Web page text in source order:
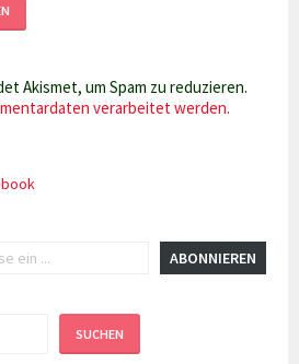
Akismet, um Spam zu reduzieren.
verarbeitet werden.
ABONNIEREN
SUCHEN